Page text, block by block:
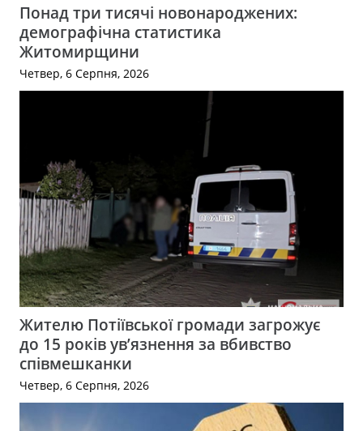
Понад три тисячі новонароджених:
демографічна статистика
Житомирщини
Четвер, 6 Серпня, 2026
Жителю Потіївської громади загрожує
до 15 років ув’язнення за вбивство
співмешканки
Четвер, 6 Серпня, 2026